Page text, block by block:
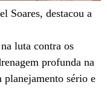
Soares, destacou a
luta contra os
profunda na
sério e